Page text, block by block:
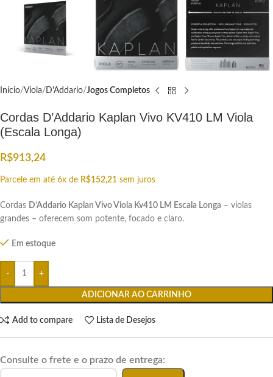
Início Viola D'Addario Jogos Completos
Cordas D’Addario Kaplan Vivo KV410 LM Viola
(Escala Longa)
R$913,24
Parcele em até 6x de R$152,21 sem juros
Cordas D’Addario Kaplan Vivo Viola Kv410 LM Escala Longa – violas
grandes – oferecem som potente, focado e claro.
Em estoque
ADICIONAR AO CARRINHO
Add to compare Lista de Desejos
Consulte o frete e o prazo de entrega: